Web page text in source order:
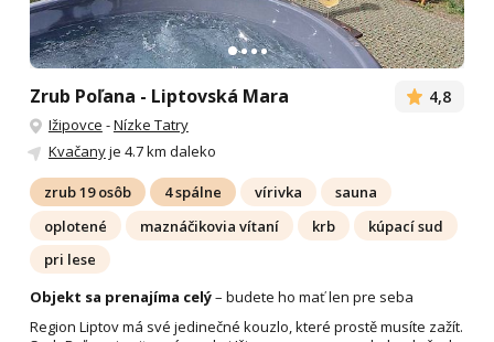
Zrub Poľana - Liptovská Mara 4,8
Ižipovce -Nízke Tatry
Kvačanyje 4.7 km daleko
zrub 19 osôb 4 spálne vírivka
sauna
oplotené
maznáčikovia vítaní krb
kúpací sud
pri lese
Objekt sa prenajíma celý– budete ho mať len pre seba
Region Liptov má své jedinečné kouzlo, které prostě musíte zažít.